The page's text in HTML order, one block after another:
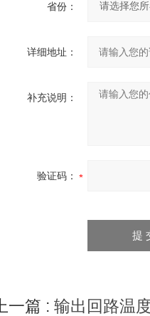
省份：
详细地址：
补充说明：
验证码：
上一篇 : 输出回路温